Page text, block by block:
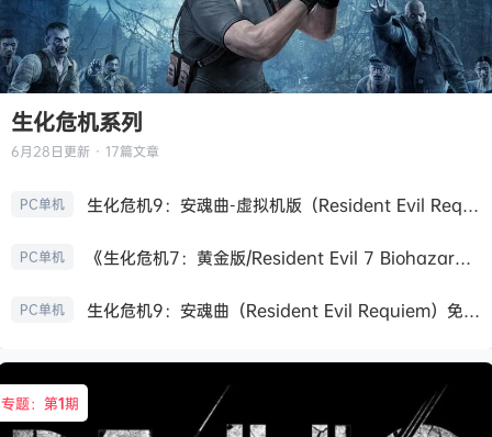
生化危机系列
6月28日更新 · 17篇文章
PC单机 生化危机9：安魂曲-虚拟机版（Resident Evil Requiem HYPERVISOR）免安装中文版
PC单机 《生化危机7：黄金版/Resident Evil 7 Biohazard》免安装中文版
PC单机 生化危机9：安魂曲（Resident Evil Requiem）免安装中文版
专题：第1期